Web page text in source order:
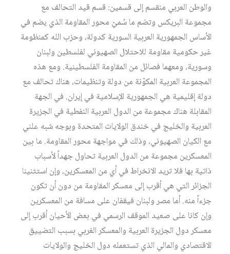
والوطن العربي منقسم إلى قسمين: قسم قيد التحالف مع
مجموعة البريكس وتضم ما سُميّ محور المقاومة الذي يضم في
الأساس الجمهورية العربية السورية كدولة، وحزب الله كمنظومة
غير حكومية مقاومة للاحتلال الصهيوني لفلسطين ولبنان
وسورية، ومعهما فصائل من المقاومة الفلسطينية. ومع هذه
المجموعة العربية المكوّنة من دولة وتنظيمات، هناك تحالف مع
دولة إقليمية هي الجمهورية الإسلامية في إيران. في الجهة
المقابلة هناك مجموعة من الدول العربية النفطية في الجزيرة
العربية والخليج في خندق الولايات المتحدة وبوجه شبه علني
مع الكيان الصهيوني، وذلك في مواجهة محور المقاومة. ما بين
المعسكرين مجموعة من الدول العربية تحاول جهداً لأسباب
ذاتية بها فلا تريد الانخراط في أي من المعسكرين، وإن استثنينا
الجزائر التي هي أقرب إلى معسكر المقاومة من دون أن تكون
جزءاً منه. أما مصر ولبنان فيقفان على مسافة من المعسكرين
وإن كانا على صعيد الموقف الرسمي في بعض الأحيان أقرب إلى
معسكر دول الجزيرة العربية والمعسكر الغربي بسبب التضييق
الاقتصادي والمالي الذي تستعمله دول الخليج والولايات